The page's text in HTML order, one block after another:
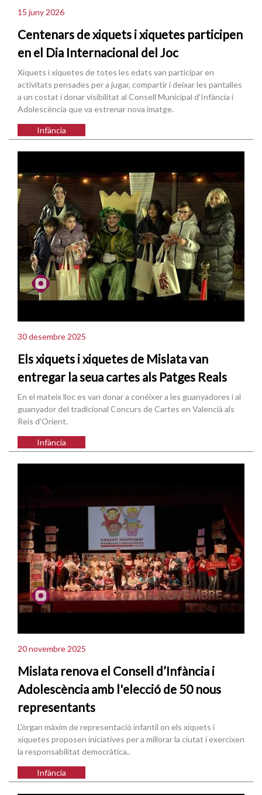
15 juny 2026
Centenars de xiquets i xiquetes participen
en el Dia Internacional del Joc
Xiquets i xiquetes de totes les edats van participar en
activitats pensades per a jugar, compartir i deixar les pantalles
a un costat i donar visibilitat al Consell Municipal d'Infància i
Adolescència que va estrenar nova imatge.
Infància
30 desembre 2025
Els xiquets i xiquetes de Mislata van
entregar la seua cartes als Patges Reals
En el mateix lloc es van donar a conéixer a les guanyadores i al
guanyador del tradicional Concurs de Cartes en Valencià als
Reis d'Orient.
Infància
20 novembre 2025
Mislata renova el Consell d’Infància i
Adolescència amb l'elecció de 50 nous
representants
L'òrgan màxim de representació infantil on els xiquets i
xiquetes proposen iniciatives per a millorar la ciutat i exercixen
la responsabilitat democràtica..
Infància